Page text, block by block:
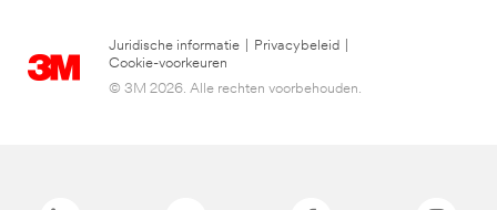
Juridische informatie Privacybeleid
Cookie-voorkeuren
© 3M 2026. Alle rechten voorbehouden.